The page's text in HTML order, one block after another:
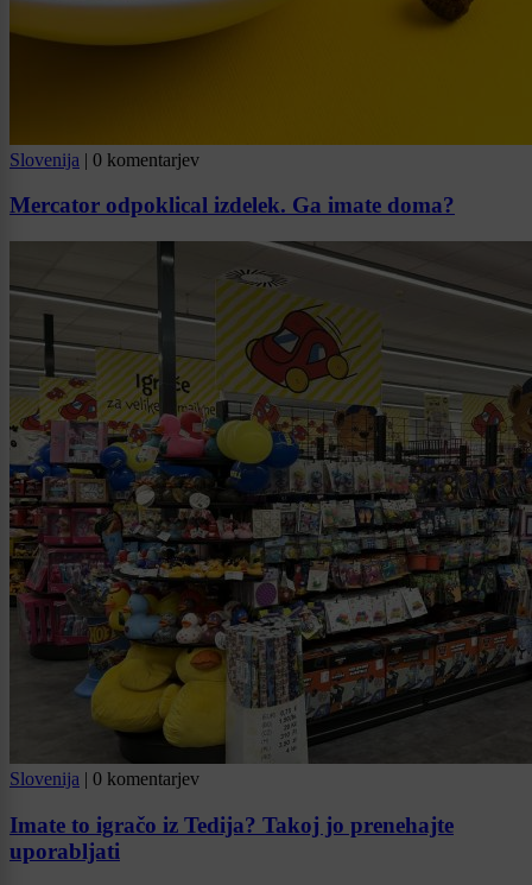
Slovenija | 0 komentarjev
Mercator odpoklical izdelek. Ga imate doma?
Slovenija | 0 komentarjev
Imate to igračo iz Tedija? Takoj jo prenehajte
uporabljati